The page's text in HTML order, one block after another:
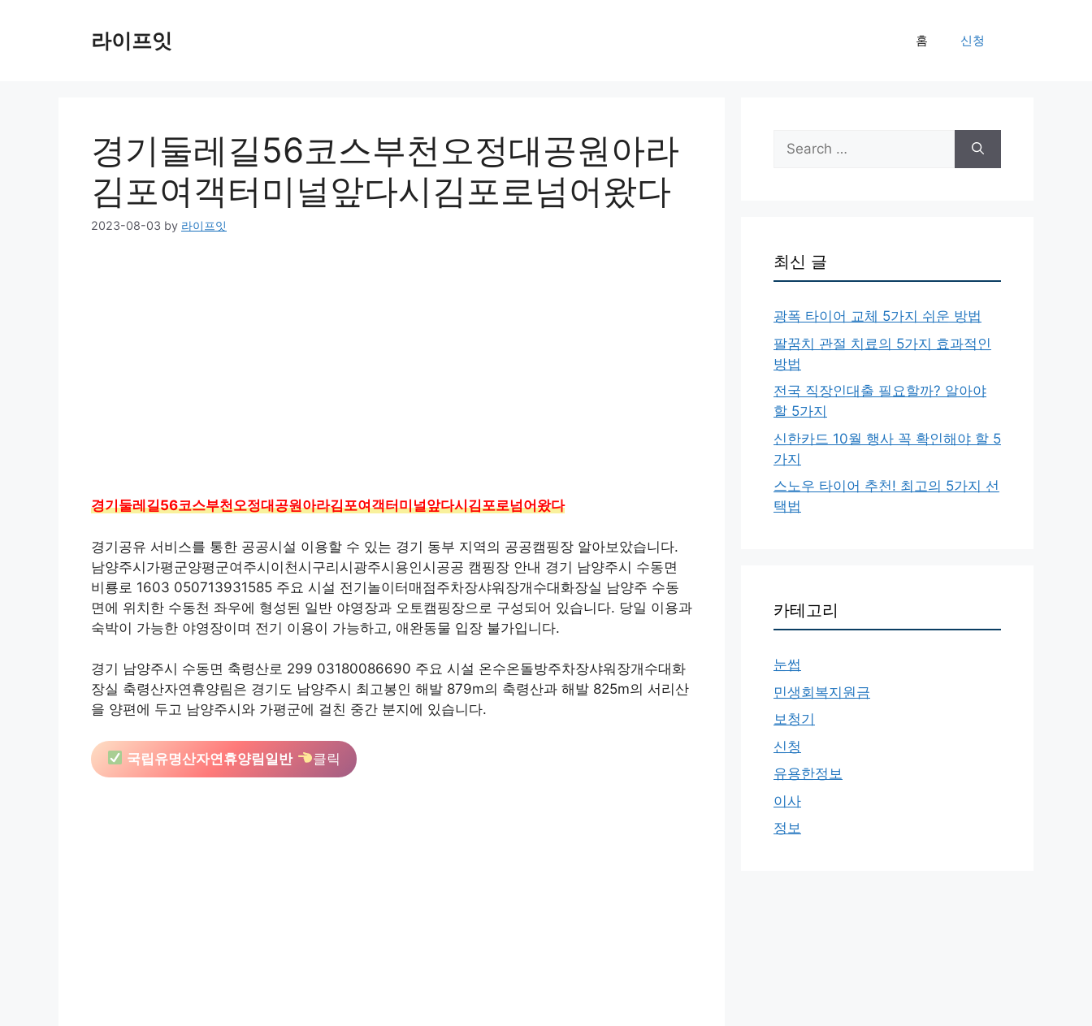
라이프잇 홈 신청
경기둘레길56코스부천오정대공원아라
김포여객터미널앞다시김포로넘어왔다
2023-08-03 by 라이프잇
경기둘레길56코스부천오정대공원아라김포여객터미널앞다시김포로넘어왔다
경기공유 서비스를 통한 공공시설 이용할 수 있는 경기 동부 지역의 공공캠핑장 알아보았습니다.
남양주시가평군양평군여주시이천시구리시광주시용인시공공 캠핑장 안내 경기 남양주시 수동면
비룡로 1603 050713931585 주요 시설 전기놀이터매점주차장샤워장개수대화장실 남양주 수동
면에 위치한 수동천 좌우에 형성된 일반 야영장과 오토캠핑장으로 구성되어 있습니다. 당일 이용과
숙박이 가능한 야영장이며 전기 이용이 가능하고, 애완동물 입장 불가입니다.
경기 남양주시 수동면 축령산로 299 03180086690 주요 시설 온수온돌방주차장샤워장개수대화
장실 축령산자연휴양림은 경기도 남양주시 최고봉인 해발 879m의 축령산과 해발 825m의 서리산
을 양편에 두고 남양주시와 가평군에 걸친 중간 분지에 있습니다.
국립유명산자연휴양림일반 클릭
Search
for:
최신 글
광폭 타이어 교체 5가지 쉬운 방법
팔꿈치 관절 치료의 5가지 효과적인
방법
전국 직장인대출 필요할까? 알아야
할 5가지
신한카드 10월 행사 꼭 확인해야 할 5
가지
스노우 타이어 추천! 최고의 5가지 선
택법
카테고리
눈썹
민생회복지원금
보청기
신청
유용한정보
이사
정보